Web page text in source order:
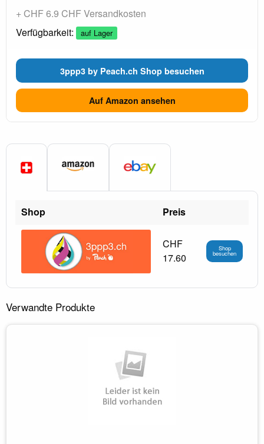
+ CHF 6.9 CHF Versandkosten
Verfügbarkeit:
auf Lager
3ppp3 by Peach.ch Shop besuchen
Auf Amazon ansehen
Shop Preis
CHF
17.60
Shop
besuchen
Verwandte Produkte